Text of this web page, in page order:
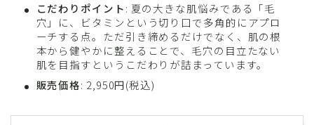
こだわりポイント: 夏の大きな肌悩みである「毛
穴」に、ビタミンという切り口で多角的にアプロ
ーチする点。ただ引き締めるだけでなく、肌の根
本から健やかに整えることで、毛穴の目立たない
肌を目指すというこだわりが詰まっています。
販売価格: 2,950円(税込)